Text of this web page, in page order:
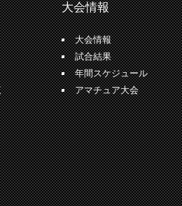
大会情報
大会情報
試合結果
年間スケジュール
アマチュア大会